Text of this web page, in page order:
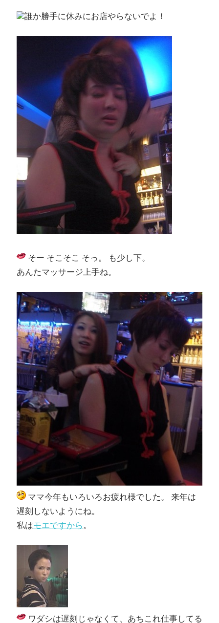
誰か勝手に休みにお店やらないでよ！
そー そこそこ そっ。 も少し下。
あんたマッサージ上手ね。
ママ今年もいろいろお疲れ様でした。 来年は
遅刻しないようにね。
私はモエですから。
ワダシは遅刻じゃなくて、あちこれ仕事してる